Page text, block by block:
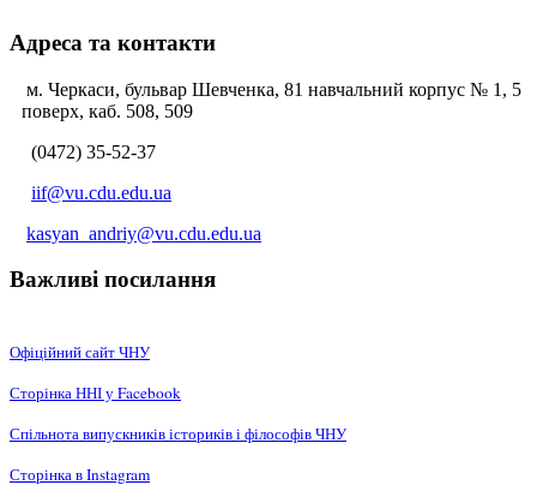
Адреса та контакти
м. Черкаси, бульвар Шевченка, 81 навчальний корпус № 1, 5
поверх, каб. 508, 509
(0472) 35-52-37
iif@vu.cdu.edu.ua
kasyan_andriy@vu.cdu.edu.ua
Важливі посилання
Офіційний сайт ЧНУ
Сторінка ННІ у Facebook
Спільнота випускників істориків і філософів ЧНУ
Сторінка в Instagram